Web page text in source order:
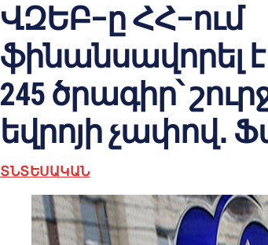
ՎԶԵԲ–ը ՀՀ–ում
ֆինանսավորել
245 ծրագիր՝
եվրոյի չափով․
ՏՆՏԵՍԱԿԱՆ